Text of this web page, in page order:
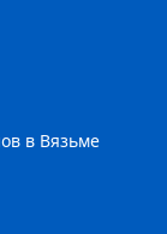
в Вязьме